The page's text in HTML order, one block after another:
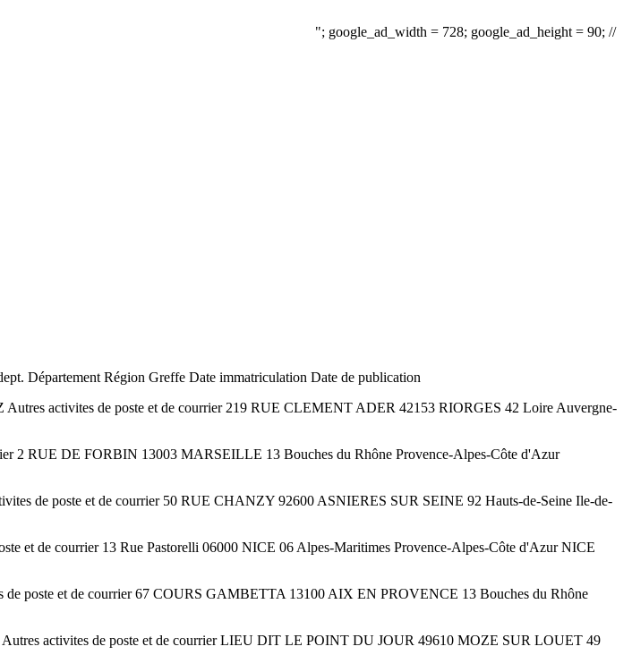
"; google_ad_width = 728; google_ad_height = 90; //
Département Région Greffe Date immatriculation Date de publication
activites de poste et de courrier 219 RUE CLEMENT ADER 42153 RIORGES 42 Loire Auvergne-
2 RUE DE FORBIN 13003 MARSEILLE 13 Bouches du Rhône Provence-Alpes-Côte d'Azur
de poste et de courrier 50 RUE CHANZY 92600 ASNIERES SUR SEINE 92 Hauts-de-Seine Ile-de-
et de courrier 13 Rue Pastorelli 06000 NICE 06 Alpes-Maritimes Provence-Alpes-Côte d'Azur NICE
de poste et de courrier 67 COURS GAMBETTA 13100 AIX EN PROVENCE 13 Bouches du Rhône
activites de poste et de courrier LIEU DIT LE POINT DU JOUR 49610 MOZE SUR LOUET 49